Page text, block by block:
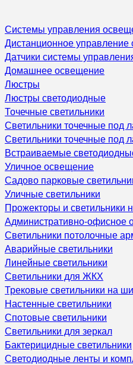
Системы управления
Дистанционное
Датчики системы
Домашнее освещение
Люстры
Люстры светодиодные
Точечные светильники
Светильники точечные под
Светильники точечные под
Встраиваемые
Уличное освещение
Садово парковые
Уличные светильники
Прожекторы и светильники
Административно-офисное
Светильники потолочные
Аварийные светильники
Линейные светильники
Светильники для ЖКХ
Трековые светильники на
Настенные светильники
Спотовые светильники
Светильники для зеркал
Бактерицидные светильники
Светодиодные ленты и